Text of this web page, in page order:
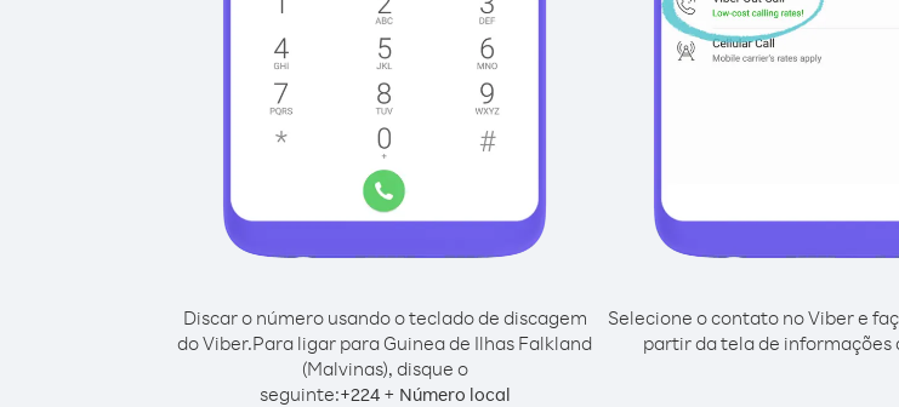
Discar o número usando o teclado de discagem
do Viber.Para ligar para Guinea de Ilhas Falkland
(Malvinas), disque o
seguinte:+224+ Número local
Selecione o contato no Viber e
partir da tela de informações